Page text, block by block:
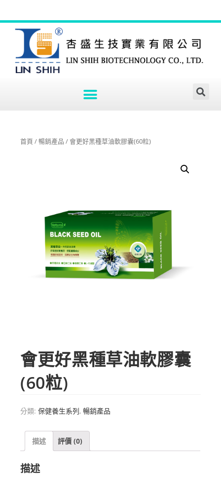
首頁 /暢銷產品 / 會更好黑種草油軟膠囊(60粒)
會更好黑種草油軟膠囊
(60粒)
分類:保健養生系列,暢銷產品
描述 評價 (0)
描述